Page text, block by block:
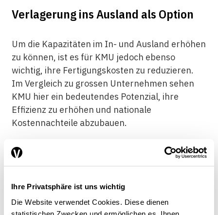
Ihre Privatsphäre ist uns wichtig
Die Website verwendet Cookies. Diese dienen
Verlagerung ins Ausland als Option
Um die Kapazitäten im In- und Ausland erhöhen
zu können, ist es für KMU jedoch ebenso
wichtig, ihre Fertigungskosten zu reduzieren.
Im Vergleich zu grossen Unternehmen sehen
KMU hier ein bedeutendes Potenzial, ihre
Effizienz zu erhöhen und nationale
Kostennachteile abzubauen.
aber für KMU weiterhin auch
Standortverlagerungen ins Ausland. Dadurch
erhoffen sich die KMU zudem immer häufiger,
können.